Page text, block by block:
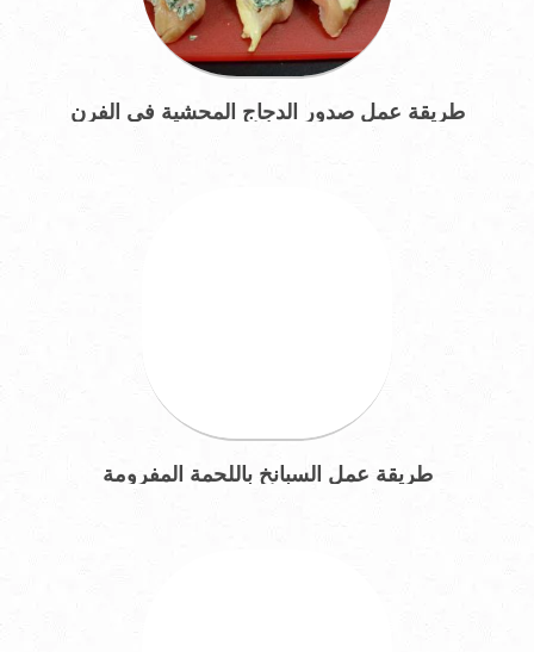
طريقة عمل صدور الدجاج المحشية في الفرن
طريقة عمل السبانخ باللحمة المفرومة